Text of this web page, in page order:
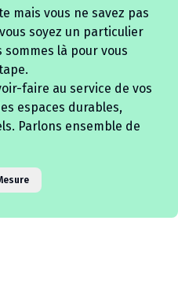
mais vous ne savez pas
soyez un particulier
là pour vous
faire au service de vos
espaces durables,
Parlons ensemble de